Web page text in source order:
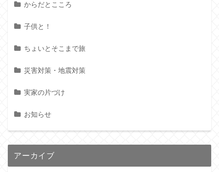
からだとこころ
子供と！
ちょいとそこまで旅
災害対策・地震対策
実家の片づけ
お知らせ
アーカイブ